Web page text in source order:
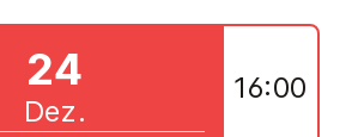
24
Dez.
16:00